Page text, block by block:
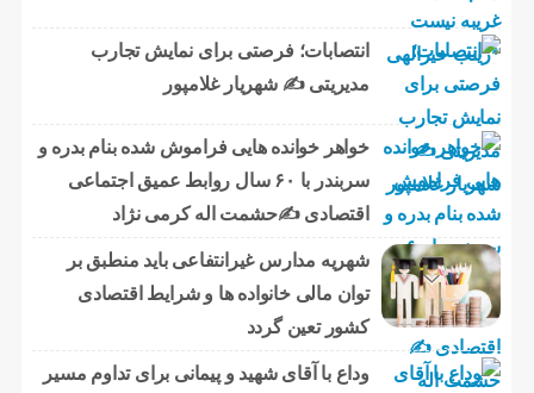
انتصابات؛ فرصتی برای نمایش تجارب
مدیریتی ✍ شهریار غلامپور
خواهر خوانده هایی فراموش شده بنام بدره و
سربندر با ۶۰ سال روابط عمیق اجتماعی
اقتصادی ✍حشمت اله کرمی نژاد
شهریه مدارس غیرانتفاعی باید منطبق بر
توان مالی خانواده ها و شرایط اقتصادی
کشور تعین گردد
وداع با آقای شهید و پیمانی برای تداوم مسیر